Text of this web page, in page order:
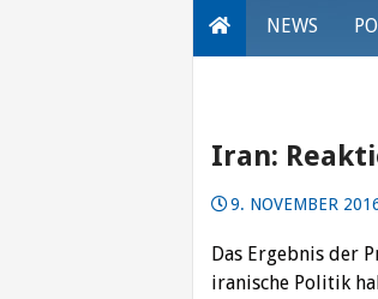
NEWS
Iran:
9. NOVEMBER
Das Ergebnis der
iranische Politik